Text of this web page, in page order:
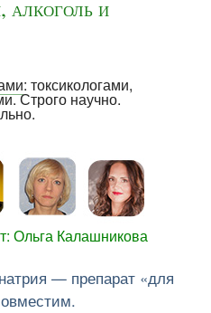
алкоголь и
: токсикологами,
Строго научно.
Ольга Калашникова
— препарат «для